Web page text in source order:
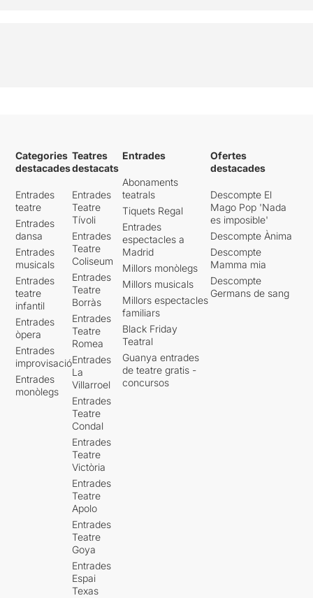
Categories
destacades
Entrades
teatre
Entrades
dansa
Entrades
musicals
Entrades
teatre
infantil
Entrades
òpera
Entrades
improvisació
Entrades
monòlegs
Teatres
destacats
Entrades
Teatre
Tívoli
Entrades
Teatre
Coliseum
Entrades
Teatre
Borràs
Entrades
Teatre
Romea
Entrades
La
Villarroel
Entrades
Teatre
Condal
Entrades
Teatre
Victòria
Entrades
Teatre
Apolo
Entrades
Teatre
Goya
Entrades
Espai
Texas
Entrades
Abonaments
teatrals
Tiquets Regal
Entrades
espectacles a
Madrid
Millors monòlegs
Millors musicals
Millors espectacles
familiars
Black Friday
Teatral
Guanya entrades
de teatre gratis -
concursos
Ofertes
destacades
Descompte El
Mago Pop 'Nada
es imposible'
Descompte Ànima
Descompte
Mamma mia
Descompte
Germans de sang